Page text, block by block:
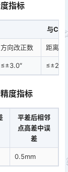
指标
与
方向改正数 距离改
≤±3.0″
度指标
平差后相邻
点高差中误
差
0.5mm